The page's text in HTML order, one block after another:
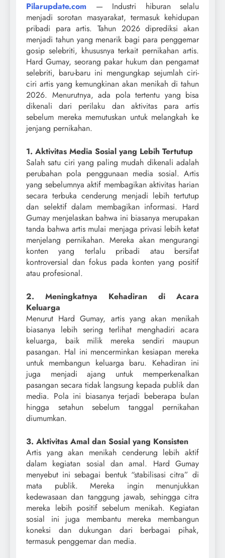
Pilarupdate.com — Industri hiburan selalu
menjadi sorotan masyarakat, termasuk kehidupan
pribadi para artis. Tahun 2026 diprediksi akan
menjadi tahun yang menarik bagi para penggemar
gosip selebriti, khususnya terkait pernikahan artis.
Hard Gumay, seorang pakar hukum dan pengamat
selebriti, baru-baru ini mengungkap sejumlah ciri-
ciri artis yang kemungkinan akan menikah di tahun
2026. Menurutnya, ada pola tertentu yang bisa
dikenali dari perilaku dan aktivitas para artis
sebelum mereka memutuskan untuk melangkah ke
jenjang pernikahan.
1. Aktivitas Media Sosial yang Lebih Tertutup
Salah satu ciri yang paling mudah dikenali adalah
perubahan pola penggunaan media sosial. Artis
yang sebelumnya aktif membagikan aktivitas harian
secara terbuka cenderung menjadi lebih tertutup
dan selektif dalam membagikan informasi. Hard
Gumay menjelaskan bahwa ini biasanya merupakan
tanda bahwa artis mulai menjaga privasi lebih ketat
menjelang pernikahan. Mereka akan mengurangi
konten yang terlalu pribadi atau bersifat
kontroversial dan fokus pada konten yang positif
atau profesional.
2. Meningkatnya Kehadiran di Acara
Keluarga
Menurut Hard Gumay, artis yang akan menikah
biasanya lebih sering terlihat menghadiri acara
keluarga, baik milik mereka sendiri maupun
pasangan. Hal ini mencerminkan kesiapan mereka
untuk membangun keluarga baru. Kehadiran ini
juga menjadi ajang untuk memperkenalkan
pasangan secara tidak langsung kepada publik dan
media. Pola ini biasanya terjadi beberapa bulan
hingga setahun sebelum tanggal pernikahan
diumumkan.
3. Aktivitas Amal dan Sosial yang Konsisten
Artis yang akan menikah cenderung lebih aktif
dalam kegiatan sosial dan amal. Hard Gumay
menyebut ini sebagai bentuk “stabilisasi citra” di
mata publik. Mereka ingin menunjukkan
kedewasaan dan tanggung jawab, sehingga citra
mereka lebih positif sebelum menikah. Kegiatan
sosial ini juga membantu mereka membangun
koneksi dan dukungan dari berbagai pihak,
termasuk penggemar dan media.